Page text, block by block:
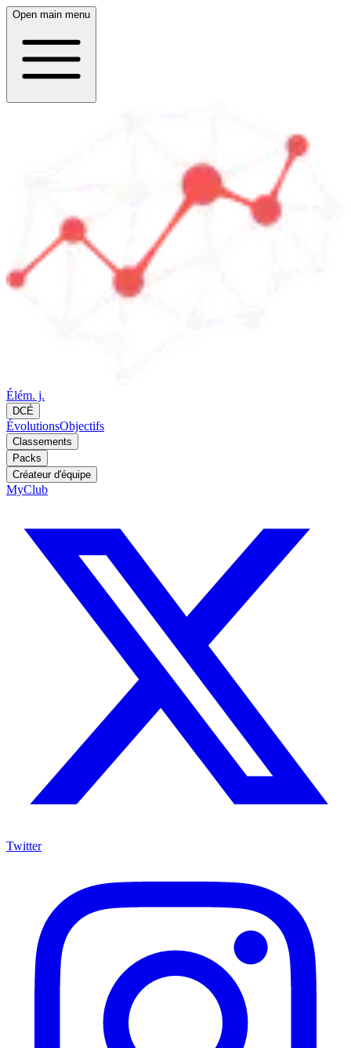
Open main menu
Élém. j.
DCÉ
ÉvolutionsObjectifs
Classements
Packs
Créateur d'équipe
MyClub
Twitter